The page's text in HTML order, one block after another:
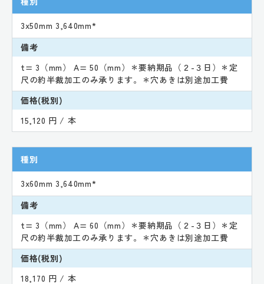
3x50mm 3,640mm*
備考
t= 3（mm） A= 50（mm）＊要納期品（２-３日）＊定
尺の約半裁加工のみ承ります。＊穴あきは別途加工費
価格(税別)
15,120 円 / 本
種別
3x60mm 3,640mm*
備考
t= 3（mm） A= 60（mm）＊要納期品（２-３日）＊定
尺の約半裁加工のみ承ります。＊穴あきは別途加工費
価格(税別)
18,170 円 / 本